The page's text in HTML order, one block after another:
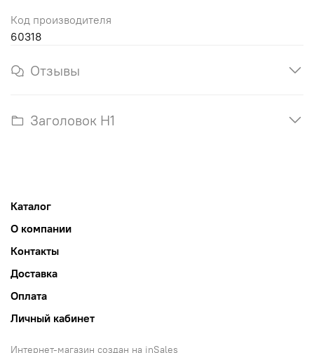
Код производителя
60318
Отзывы
Заголовок H1
Каталог
О компании
Контакты
Доставка
Оплата
Личный кабинет
Интернет-магазин создан на inSales